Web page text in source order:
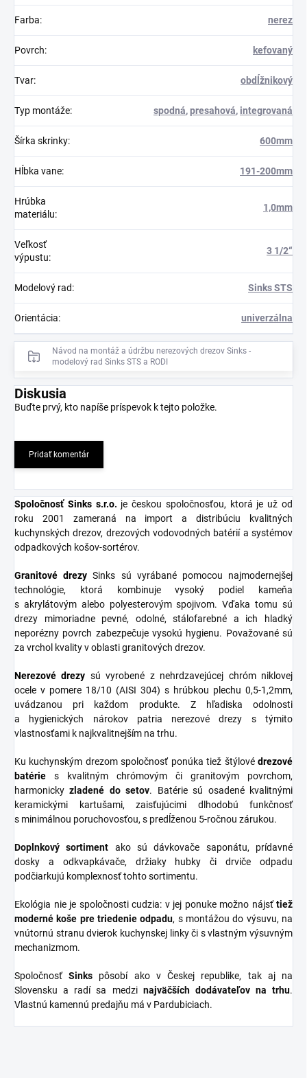
Farba: nerez
Povrch: kefovaný
Tvar: obdĺžnikový
Typ montáže: spodná,presahová, integrovaná
Šírka skrinky: 600mm
Hĺbka vane: 191-200mm
Hrúbka
materiálu:
1,0mm
Veľkosť
výpustu:
3 1/2“
Modelový rad: Sinks STS
Orientácia: univerzálna
Návod na montáž a údržbu nerezových drezov Sinks -
modelový rad Sinks STS a RODI
Diskusia
Buďte prvý, kto napíše príspevok k tejto položke.
Pridať komentár
Spoločnosť Sinks s.r.o. je českou spoločnosťou, ktorá je už od
roku 2001 zameraná na import a distribúciu kvalitných
kuchynských drezov, drezových vodovodných batérií a systémov
odpadkových košov-sortérov.
Granitové drezy Sinks sú vyrábané pomocou najmodernejšej
technológie, ktorá kombinuje vysoký podiel kameňa
s akrylátovým alebo polyesterovým spojivom. Vďaka tomu sú
drezy mimoriadne pevné, odolné, stálofarebné a ich hladký
neporézny povrch zabezpečuje vysokú hygienu. Považované sú
za vrchol kvality v oblasti granitových drezov.
Nerezové drezy sú vyrobené z nehrdzavejúcej chróm niklovej
ocele v pomere 18/10 (AISI 304) s hrúbkou plechu 0,5-1,2mm,
uvádzanou pri každom produkte. Z hľadiska odolnosti
a hygienických nárokov patria nerezové drezy s týmito
vlastnosťami k najkvalitnejším na trhu.
Ku kuchynským drezom spoločnosť ponúka tiež štýlové drezové
batérie s kvalitným chrómovým či granitovým povrchom,
harmonickyzladené do setov. Batérie sú osadené kvalitnými
keramickými kartušami, zaisťujúcimi dlhodobú funkčnosť
s minimálnou poruchovosťou, s predĺženou 5-ročnou zárukou.
Doplnkový sortiment ako sú dávkovače saponátu, prídavné
dosky a odkvapkávače, držiaky hubky či drviče odpadu
podčiarkujú komplexnosť tohto sortimentu.
Ekológia nie je spoločnosti cudzia: v jej ponuke možno nájsťtiež
moderné koše pre triedenie odpadu, s montážou do výsuvu, na
vnútornú stranu dvierok kuchynskej linky či s vlastným výsuvným
mechanizmom.
SpoločnosťSinks pôsobí ako v Českej republike, tak aj na
Slovensku a radí sa medzi najväčších dodávateľov na trhu.
Vlastnú kamennú predajňu má v Pardubiciach.